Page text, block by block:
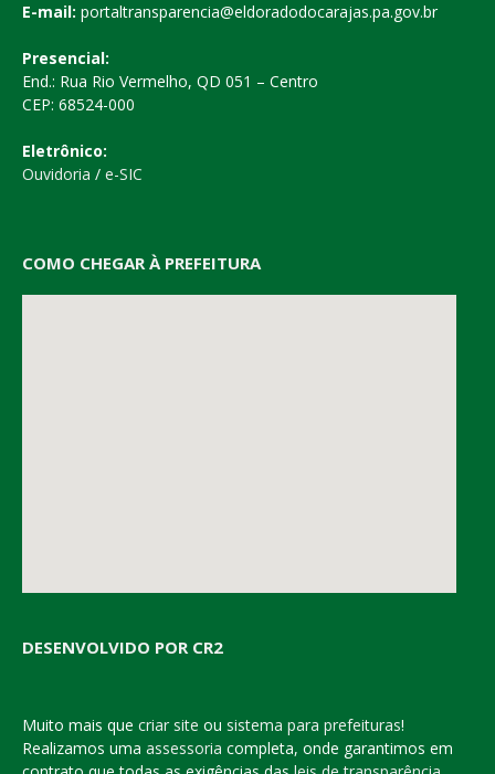
E-mail: portaltransparencia@eldoradodocarajas.pa.gov.br
Presencial:
End.: Rua Rio Vermelho, QD 051 – Centro
CEP: 68524-000
Eletrônico:
Ouvidoria / e-SIC
COMO CHEGAR À PREFEITURA
DESENVOLVIDO POR CR2
Muito mais que criar site ou sistema para prefeituras!
Realizamos uma assessoria completa, onde garantimos em